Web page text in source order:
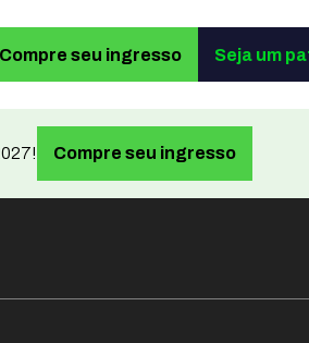
Compre seu ingresso Seja um
Compre seu ingresso